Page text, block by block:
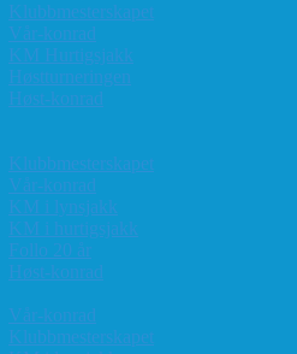
Klubbmesterskapet
Vår-konrad
KM Hurtigsjakk
Høstturneringen
Høst-konrad
Klubbmesterskapet
Vår-konrad
KM i lynsjakk
KM i hurtigsjakk
Follo 20 år
Høst-konrad
Vår-konrad
Klubbmesterskapet